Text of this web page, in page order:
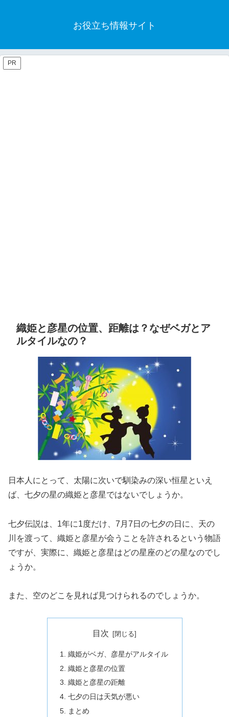
お役立ち情報サイト
PR
織姫と彦星の位置、距離は？なぜベガとア
ルタイルなの？
日本人にとって、太陽に次いで馴染みの深い恒星といえ
ば、七夕の星の織姫と彦星ではないでしょうか。
七夕伝説は、1年に1度だけ、7月7日の七夕の日に、天の
川を渡って、織姫と彦星が会うことを許されるという物語
ですが、実際に、織姫と彦星はどの星座のどの星なのでし
ょうか。
また、空のどこを見れば見つけられるのでしょうか。
目次
織姫がベガ、彦星がアルタイル
織姫と彦星の位置
織姫と彦星の距離
七夕の日は天気が悪い
まとめ